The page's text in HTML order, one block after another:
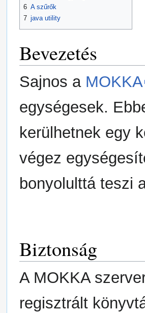
6 A szűrők
7 java utility
Bevezetés
Sajnos a MOKKA
egységesek.
kerülhetnek egy
végez
bonyolulttá teszi
Biztonság
A MOKKA
regisztrált